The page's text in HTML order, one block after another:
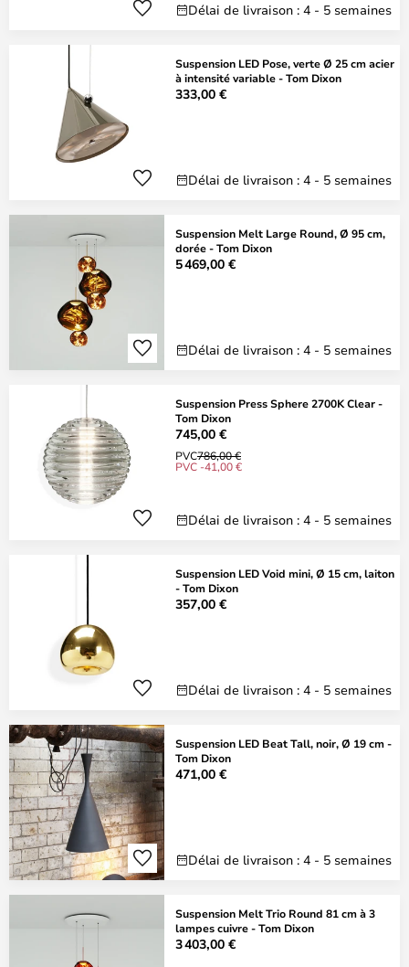
Délai de livraison : 4 - 5 semaines
Suspension LED Pose, verte Ø 25 cm acier
à intensité variable - Tom Dixon
333,00 €
Délai de livraison : 4 - 5 semaines
Suspension Melt Large Round, Ø 95 cm,
dorée - Tom Dixon
5 469,00 €
Délai de livraison : 4 - 5 semaines
Suspension Press Sphere 2700K Clear -
Tom Dixon
745,00 €
PVC786,00 €
PVC -41,00 €
Délai de livraison : 4 - 5 semaines
Suspension LED Void mini, Ø 15 cm, laiton
- Tom Dixon
357,00 €
Délai de livraison : 4 - 5 semaines
Suspension LED Beat Tall, noir, Ø 19 cm -
Tom Dixon
471,00 €
Délai de livraison : 4 - 5 semaines
Suspension Melt Trio Round 81 cm à 3
lampes cuivre - Tom Dixon
3 403,00 €